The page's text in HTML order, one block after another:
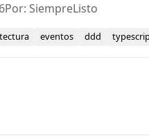
Por: SiempreListo
eventos ddd